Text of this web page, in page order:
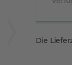
Die